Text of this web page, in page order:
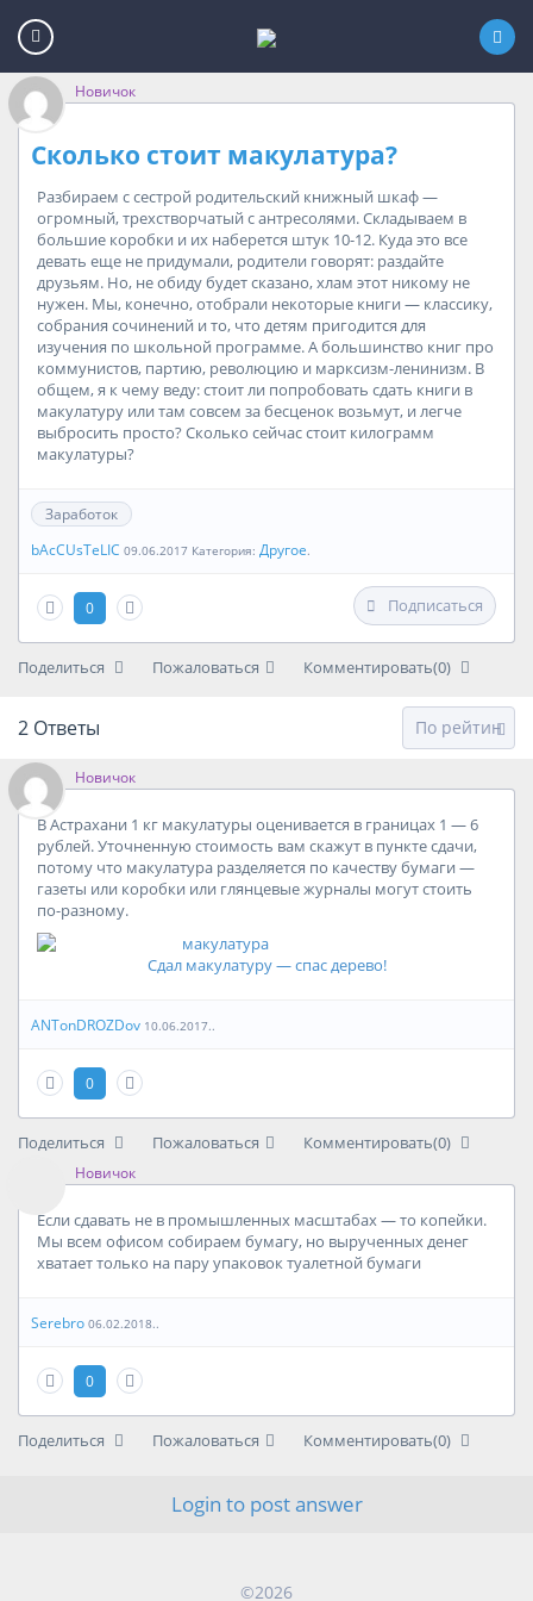
Новичок
Сколько стоит макулатура?
Разбираем с сестрой родительский книжный шкаф —
огромный, трехстворчатый с антресолями. Складываем в
большие коробки и их наберется штук 10-12. Куда это все
девать еще не придумали, родители говорят: раздайте
друзьям. Но, не обиду будет сказано, хлам этот никому не
нужен. Мы, конечно, отобрали некоторые книги — классику,
собрания сочинений и то, что детям пригодится для
изучения по школьной программе. А большинство книг про
коммунистов, партию, революцию и марксизм-ленинизм. В
общем, я к чему веду: стоит ли попробовать сдать книги в
макулатуру или там совсем за бесценок возьмут, и легче
выбросить просто? Сколько сейчас стоит килограмм
макулатуры?
Заработок
bAcCUsTeLIC 09.06.2017 Категория: Другое.
0 Подписаться
Поделиться Пожаловаться Комментировать(0)
2 Ответы
Новичок
В Астрахани 1 кг макулатуры оценивается в границах 1 — 6
рублей. Уточненную стоимость вам скажут в пункте сдачи,
потому что макулатура разделяется по качеству бумаги —
газеты или коробки или глянцевые журналы могут стоить
по-разному.
Сдал макулатуру — спас дерево!
ANTonDROZDov 10.06.2017..
0
Поделиться Пожаловаться Комментировать(0)
Новичок
Если сдавать не в промышленных масштабах — то копейки.
Мы всем офисом собираем бумагу, но вырученных денег
хватает только на пару упаковок туалетной бумаги
Serebro 06.02.2018..
0
Поделиться Пожаловаться Комментировать(0)
Login to post answer
©2026